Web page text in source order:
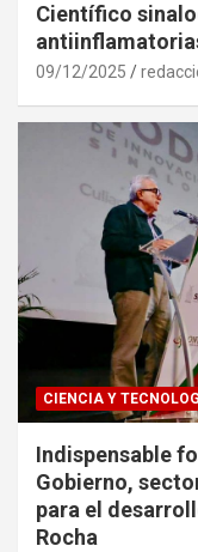
Científico
09/12/2025
CIENCIA Y
Indispensable
Gobierno,
para el
Rocha